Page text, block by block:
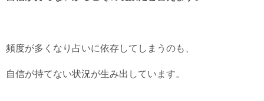
頻度が多くなり占いに依存してしまうのも、
自信が持てない状況が生み出しています。